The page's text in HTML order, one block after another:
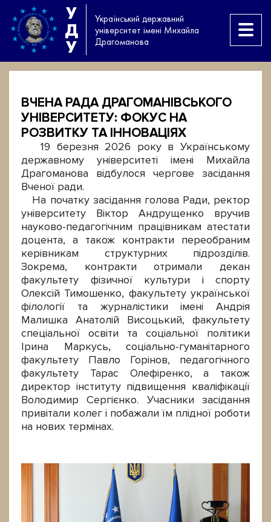
У
Д
У
Український державний
університет імені Михайла
Драгоманова
ВЧЕНА РАДА ДРАГОМАНІВСЬКОГО
УНІВЕРСИТЕТУ: ФОКУС НА
РОЗВИТКУ ТА ІННОВАЦІЯХ
19 березня 2026 року в Українському
державному університеті імені Михайла
Драгоманова відбулося чергове засідання
Вченої ради.
На початку засідання голова Ради, ректор
університету Віктор Андрущенко вручив
науково-педагогічним працівникам атестати
доцента, а також контракти переобраним
керівникам структурних підрозділів.
Зокрема, контракти отримали декан
факультету фізичної культури і спорту
Олексій Тимошенко, факультету української
філології та журналістики імені Андрія
Малишка Анатолій Висоцький, факультету
спеціальної освіти та соціальної політики
Ірина Маркусь, соціально-гуманітарного
факультету Павло Горінов, педагогічного
факультету Тарас Олефіренко, а також
директор інституту підвищення кваліфікації
Володимир Сергієнко. Учасники засідання
привітали колег і побажали їм плідної роботи
на нових термінах.